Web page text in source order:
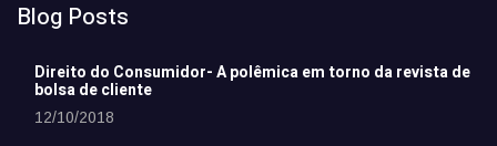
Blog Posts
Direito do Consumidor- A polêmica em torno da revista de
bolsa de cliente
12/10/2018